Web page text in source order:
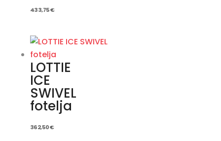
433,75€
LOTTIE
ICE
SWIVEL
fotelja
362,50€